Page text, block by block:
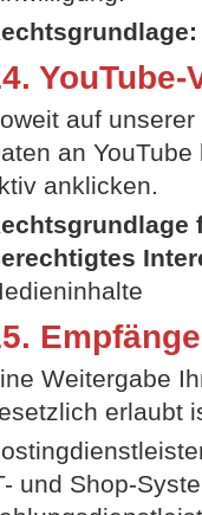
auf
an
anklicken.
Weitergabe
erlaubt
und Shop-